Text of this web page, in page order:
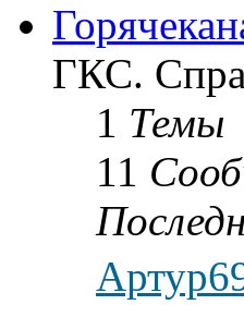
ГКС.
1 Темы
11